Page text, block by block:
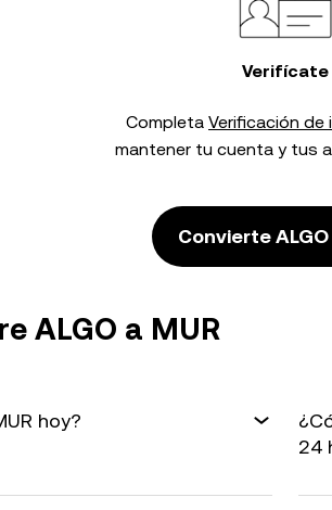
Verifícate
Completa Verificación de
mantener tu cuenta y tus
Convierte ALGO
ALGO a MUR
hoy?
24